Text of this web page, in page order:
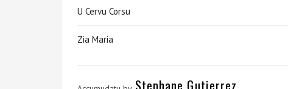
U Cervu Corsu
Zia Maria
Stephane Gutierrez